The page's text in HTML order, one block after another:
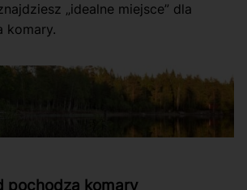
„idealne miejsce” dla
komary.
pochodzą komary